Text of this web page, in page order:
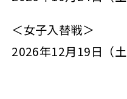
＜女子入替戦＞
2026年12月19日（土